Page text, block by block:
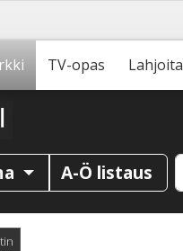
TV-opas Lahjoita
A-Ö listaus